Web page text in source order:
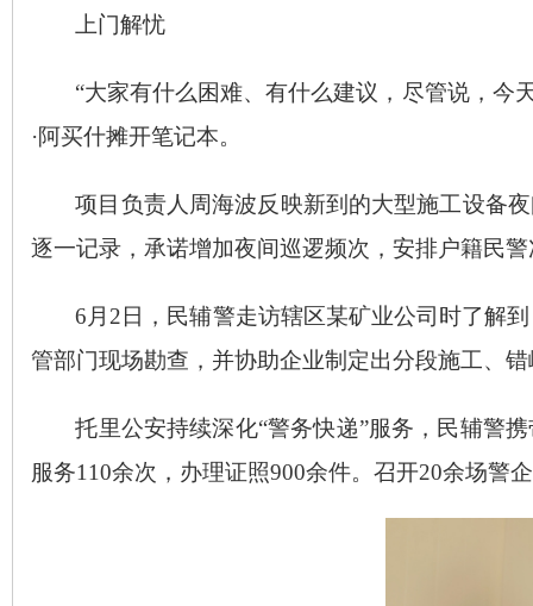
上门解忧
“大家有什么困难、有什么建议，尽管说，今
·阿买什摊开笔记本。
项目负责人周海波反映新到的大型施工设备
逐一记录，承诺增加夜间巡逻频次，安排户籍民
6月2日，民辅警走访辖区某矿业公司时了解
管部门现场勘查，并协助企业制定出分段施工、
托里公安持续深化“警务快递”服务，民辅警
服务110余次，办理证照900余件。召开20余场警